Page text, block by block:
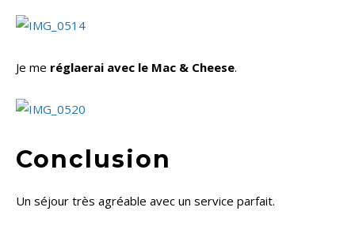
Je me réglaerai avec le Mac & Cheese.
Conclusion
Un séjour très agréable avec un service parfait.